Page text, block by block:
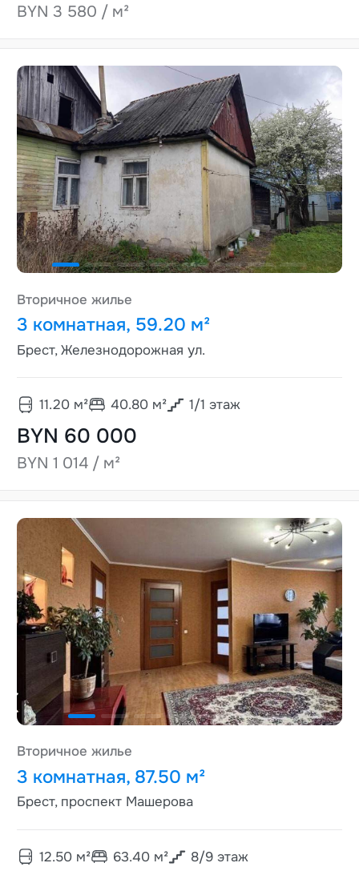
BYN 3 580 / м²
Вторичное жилье
3 комнатная, 59.20 м²
Брест, Железнодорожная ул.
11.20м² 40.80м² 1/1 этаж
BYN 60 000
BYN 1 014 / м²
Вторичное жилье
3 комнатная, 87.50 м²
Брест, проспект Машерова
12.50м² 63.40м² 8/9этаж